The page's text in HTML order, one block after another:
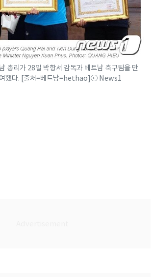
총리가 28일 박항서 감독과 베트남 축구팀을 만
여했다. [출처=베트남=hethao]ⓒ News1